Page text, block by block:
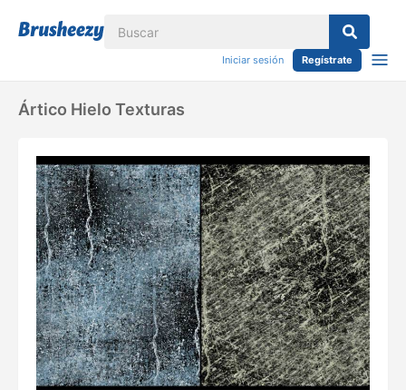
Iniciar sesión Regístrate
Ártico Hielo Texturas